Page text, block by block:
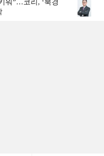
워”…코리, ‘북경